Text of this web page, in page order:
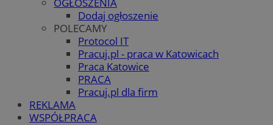
Dodaj ogłoszenie
POLECAMY
Protocol IT
Pracuj.pl - praca w Katowicach
Praca Katowice
PRACA
Pracuj.pl dla firm
REKLAMA
WSPÓŁPRACA